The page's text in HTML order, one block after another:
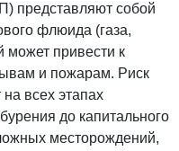
представляют собой
флюида (газа,
может привести к
и пожарам. Риск
всех этапах
до капитального
месторождений,